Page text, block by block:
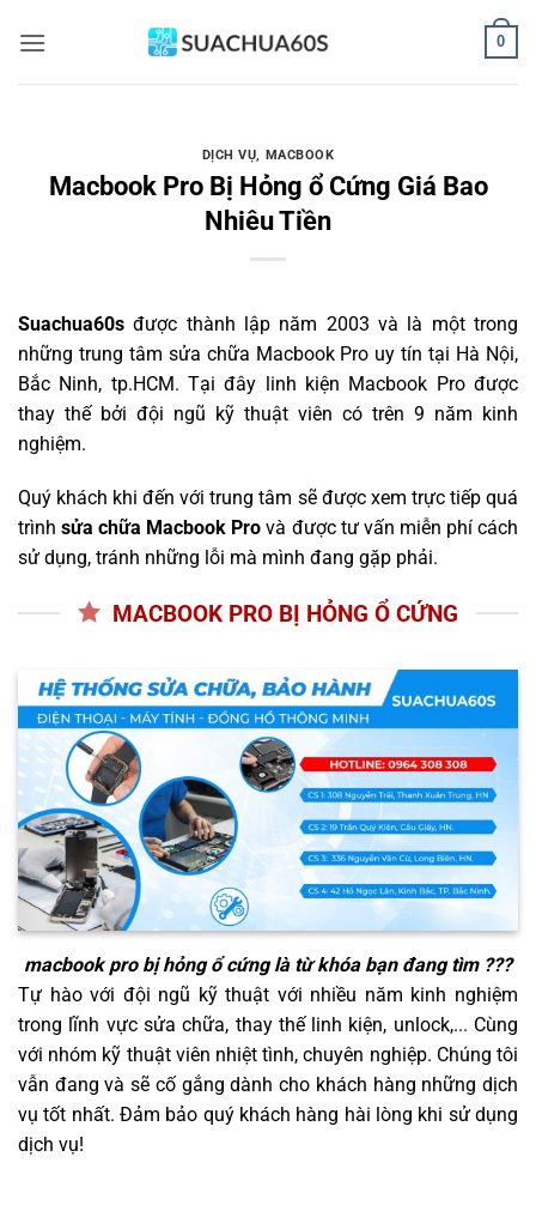
qua
0
DỊCH VỤ, MACBOOK
Macbook Pro Bị Hỏng ổ Cứng Giá Bao
Nhiêu Tiền
Suachua60s được thành lập năm 2003 và là một trong
những trung tâm sửa chữa Macbook Pro uy tín tại Hà Nội,
Bắc Ninh, tp.HCM. Tại đây linh kiện Macbook Pro được
thay thế bởi đội ngũ kỹ thuật viên có trên 9 năm kinh
nghiệm.
Quý khách khi đến với trung tâm sẽ được xem trực tiếp quá
trìnhsửa chữa Macbook Pro và được tư vấn miễn phí cách
sử dụng, tránh những lỗi mà mình đang gặp phải.
MACBOOK PRO BỊ HỎNG Ổ CỨNG
macbook pro bị hỏng ổ cứnglà từ khóa bạn đang tìm ???
Tự hào với đội ngũ kỹ thuật với nhiều năm kinh nghiệm
trong lĩnh vực sửa chữa, thay thế linh kiện, unlock,... Cùng
với nhóm kỹ thuật viên nhiệt tình, chuyên nghiệp. Chúng tôi
vẫn đang và sẽ cố gắng dành cho khách hàng những dịch
vụ tốt nhất. Đảm bảo quý khách hàng hài lòng khi sử dụng
dịch vụ!